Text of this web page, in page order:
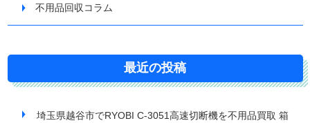
不用品回収コラム
最近の投稿
埼玉県越谷市でRYOBI C-3051高速切断機を不用品買取 箱